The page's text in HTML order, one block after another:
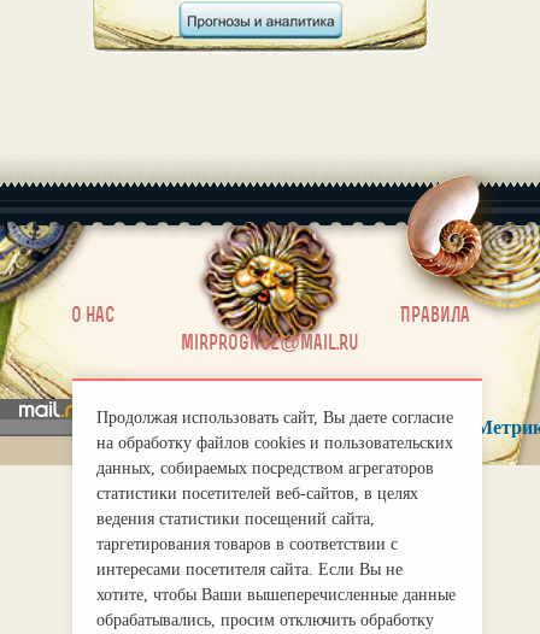
О нас |
Правила
mirprognoz@mail.ru
Продолжая использовать сайт, Вы даете согласие
на обработку файлов cookies и пользовательских
данных, собираемых посредством агрегаторов
статистики посетителей веб-сайтов, в целях
ведения статистики посещений сайта,
таргетирования товаров в соответствии с
интересами посетителя сайта. Если Вы не
хотите, чтобы Ваши вышеперечисленные данные
обрабатывались, просим отключить обработку